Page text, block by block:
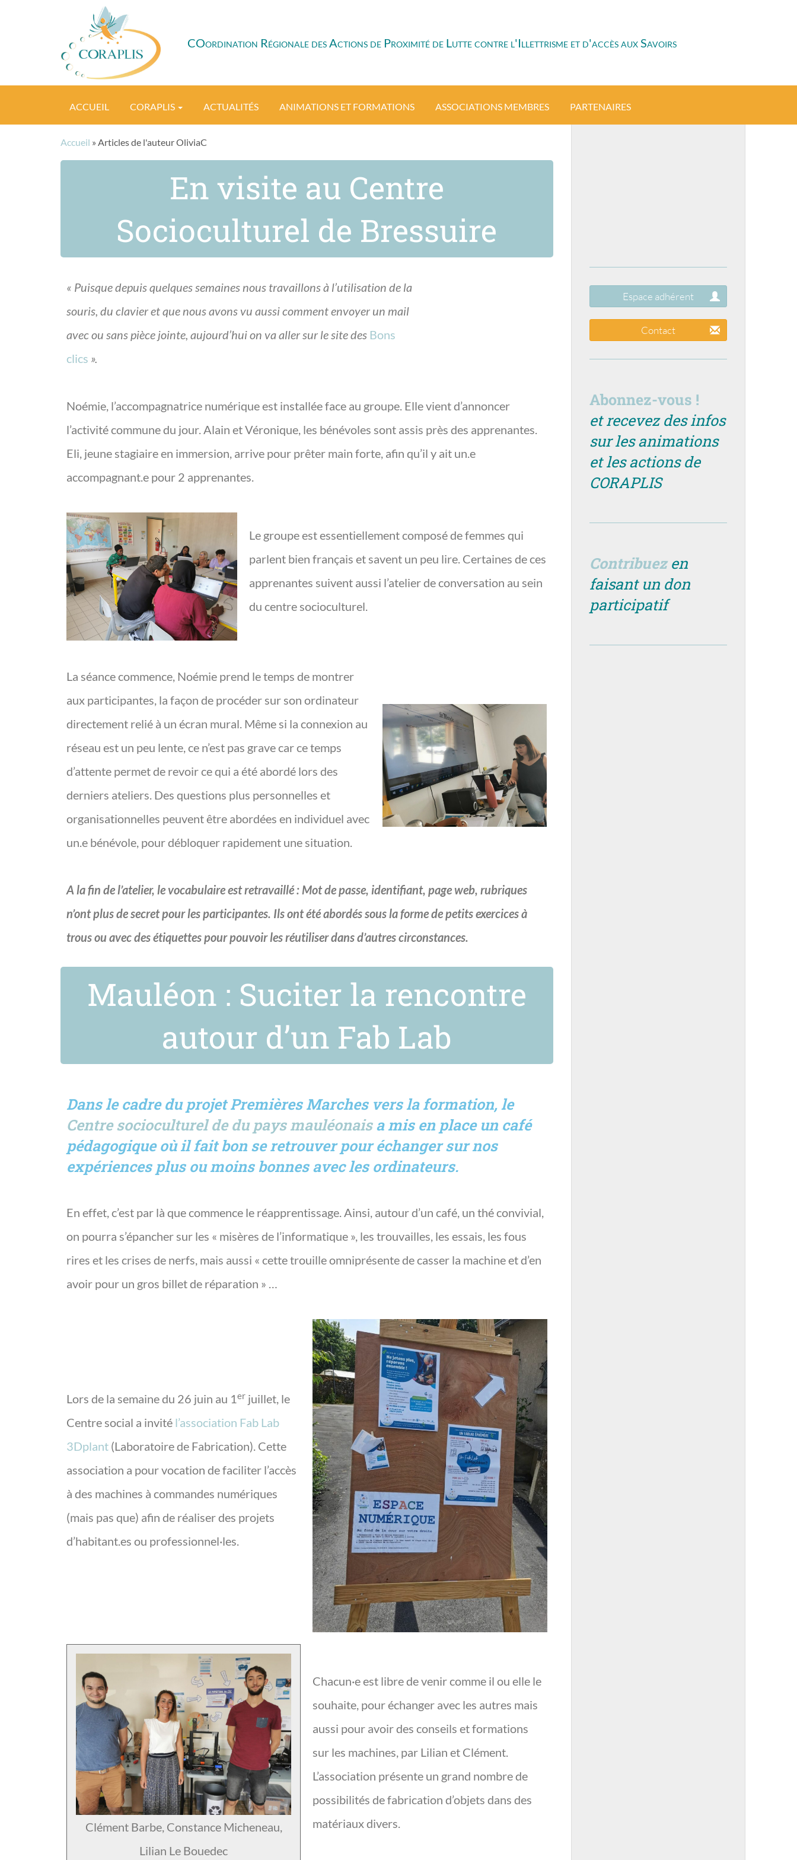
COordination Régionale des Actions de Proximité de Lutte contre l'Illettrisme et d'accès aux Savoirs
ACCUEIL CORAPLIS ACTUALITÉS ANIMATIONS ET FORMATIONS ASSOCIATIONS MEMBRES PARTENAIRES
Accueil » Articles de l'auteur OliviaC
En visite au Centre
Socioculturel de Bressuire
« Puisque depuis quelques semaines nous travaillons à l’utilisation de la
souris, du clavier et que nous avons vu aussi comment envoyer un mail
avec ou sans pièce jointe, aujourd’hui on va aller sur le site des Bons
clics ».
Noémie, l’accompagnatrice numérique est installée face au groupe. Elle vient d’annoncer
l’activité commune du jour. Alain et Véronique, les bénévoles sont assis près des apprenantes.
Eli, jeune stagiaire en immersion, arrive pour prêter main forte, afin qu’il y ait un.e
accompagnant.e pour 2 apprenantes.
Le groupe est essentiellement composé de femmes qui
parlent bien français et savent un peu lire. Certaines de ces
apprenantes suivent aussi l’atelier de conversation au sein
du centre socioculturel.
La séance commence, Noémie prend le temps de montrer
aux participantes, la façon de procéder sur son ordinateur
directement relié à un écran mural. Même si la connexion au
réseau est un peu lente, ce n’est pas grave car ce temps
d’attente permet de revoir ce qui a été abordé lors des
derniers ateliers. Des questions plus personnelles et
organisationnelles peuvent être abordées en individuel avec
un.e bénévole, pour débloquer rapidement une situation.
A la fin de l’atelier, le vocabulaire est retravaillé : Mot de passe, identifiant, page web, rubriques
n’ont plus de secret pour les participantes. Ils ont été abordés sous la forme de petits exercices à
trous ou avec des étiquettes pour pouvoir les réutiliser dans d’autres circonstances.
Mauléon : Suciter la rencontre
autour d’un Fab Lab
Dans le cadre du projet Premières Marches vers la formation, le
Centre socioculturel de du pays mauléonaisa mis en place un café
pédagogique où il fait bon se retrouver pour échanger sur nos
expériences plus ou moins bonnes avec les ordinateurs.
En effet, c’est par là que commence le réapprentissage. Ainsi, autour d’un café, un thé convivial,
on pourra s’épancher sur les « misères de l’informatique », les trouvailles, les essais, les fous
rires et les crises de nerfs, mais aussi « cette trouille omniprésente de casser la machine et d’en
avoir pour un gros billet de réparation » …
Lors de la semaine du 26 juin au 1er juillet, le
Centre social a invité l’association Fab Lab
3Dplant (Laboratoire de Fabrication). Cette
association a pour vocation de faciliter l’accès
à des machines à commandes numériques
(mais pas que) afin de réaliser des projets
d’habitant.es ou professionnel·les.
Clément Barbe, Constance Micheneau,
Lilian Le Bouedec
Chacun·e est libre de venir comme il ou elle le
souhaite, pour échanger avec les autres mais
aussi pour avoir des conseils et formations
sur les machines, par Lilian et Clément.
L’association présente un grand nombre de
possibilités de fabrication d’objets dans des
matériaux divers.
Espace adhérent
Contact
Abonnez-vous !
et recevez des infos
sur les animations
et les actions de
CORAPLIS
Contribuezen
faisant un don
participatif